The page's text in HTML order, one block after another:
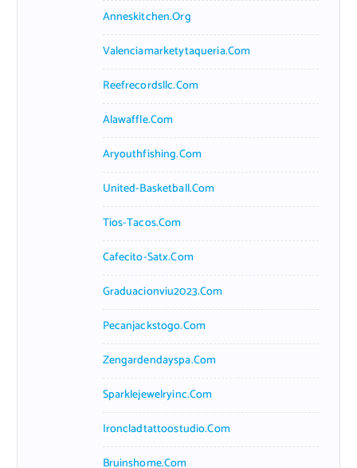
Anneskitchen.org
Valenciamarketytaqueria.com
Reefrecordsllc.com
Alawaffle.com
Aryouthfishing.com
United-Basketball.com
Tios-Tacos.com
Cafecito-Satx.com
Graduacionviu2023.com
Pecanjackstogo.com
Zengardendayspa.com
Sparklejewelryinc.com
Ironcladtattoostudio.com
Bruinshome.com